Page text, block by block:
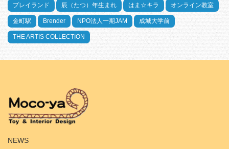
プレイランド 辰（たつ）年生まれ はま☆キラ オンライン教室
金町駅 Brender NPO法人一期JAM 成城大学前
THE ARTIS COLLECTION
NEWS